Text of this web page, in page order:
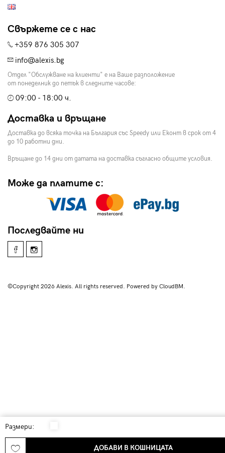
Размери:
ДОБАВИ В КОШНИЦАТА
Свържете се с нас
+359 876 305 307
info@alexis.bg
Отдел "Обслужване на клиенти" е на Ваше разположение
от понеделник до петък в следните часове:
09:00 - 18:00 ч.
Доставка и връщане
Доставка до всяка точка на България със Speedy или Еконт в срок от 4
до 10 работни дни.
Връщане до 14 дни от датата на доставка съгласно общите условия.
Може да платите с:
Последвайте ни
©Copyright 2026 Alexis. All rights reserved. Powered by CloudBM.